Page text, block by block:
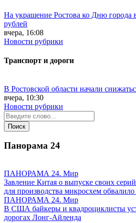
На украшение Ростова ко Дню города
рублей
вчера, 16:08
Новости рубрики
Транспорт и дороги
В Ростовской области начали
вчера, 10:30
Новости рубрики
Панорама 24
ПАНОРАМА 24. Мир
Завление Китая о выпуске своих
для производства микросхем
ПАНОРАМА 24. Мир
В США байкеры и квадроциклисты
дорогах Лонг-Айленда